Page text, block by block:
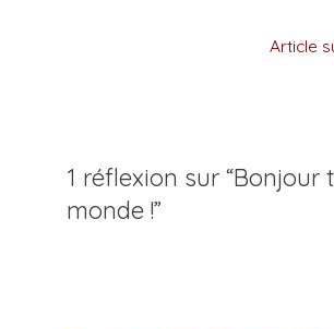
Article
1 réflexion sur “Bonjour
monde !”